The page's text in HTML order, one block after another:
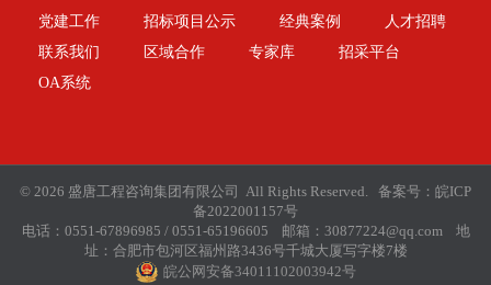
党建工作
招标项目公示 经典案例
人才招聘
联系我们
区域合作 专家库
招采平台
OA系统
© 2026 盛唐工程咨询集团有限公司 All Rights Reserved. 备案号： 皖ICP
备2022001157号
电话：0551-67896985 / 0551-65196605 邮箱：30877224@qq.com 地
址：合肥市包河区福州路3436号千城大厦写字楼7楼
皖公网安备34011102003942号